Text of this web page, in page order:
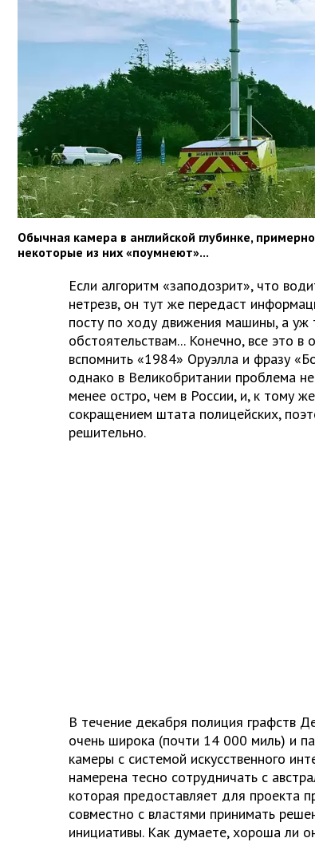
Обычная камера в английской глубинке,
некоторые из них «поумнеют»...
Если алгоритм «заподозрит», что
нетрезв, он тут же передаст
посту по ходу движения машины, а уж
обстоятельствам... Конечно, все это в
вспомнить «1984» Оруэлла и фразу
однако в Великобритании проблема
менее остро, чем в России, и, к тому
сокращением штата полицейских,
решительно.
В течение декабря полиция графств
очень широка (почти 14 000 миль) и
камеры с системой искусственного
намерена тесно сотрудничать с
которая предоставляет для проекта
совместно с властями принимать
инициативы. Как думаете, хороша ли